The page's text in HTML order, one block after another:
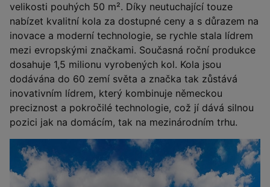
velikosti pouhých 50 m². Díky neutuchající touze
nabízet kvalitní kola za dostupné ceny a s důrazem na
inovace a moderní technologie, se rychle stala lídrem
mezi evropskými značkami. Současná roční produkce
dosahuje 1,5 milionu vyrobených kol. Kola jsou
dodávána do 60 zemí světa a značka tak zůstává
inovativním lídrem, který kombinuje německou
preciznost a pokročilé technologie, což jí dává silnou
pozici jak na domácím, tak na mezinárodním trhu.